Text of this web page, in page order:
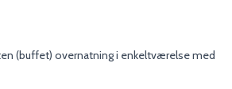
(buffet) overnatning i enkeltværelse med